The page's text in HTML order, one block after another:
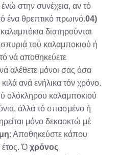
στην συνέχεια, αν τό
ένα θρεπτικό πρωινό.04)
διατηρούνται
τού καλαμποκιού ή
νά αποθηκεύετε
αλέθετε μόνοι σας όσα
ανά ενήλικα τόν χρόνο.
ολόκληρου καλαμποκιού
άλλά τό σπασμένο ή
μόνο δεκαοκτώ μέ
: Αποθηκεύστε κάπου
έτος. Ό χρόνος